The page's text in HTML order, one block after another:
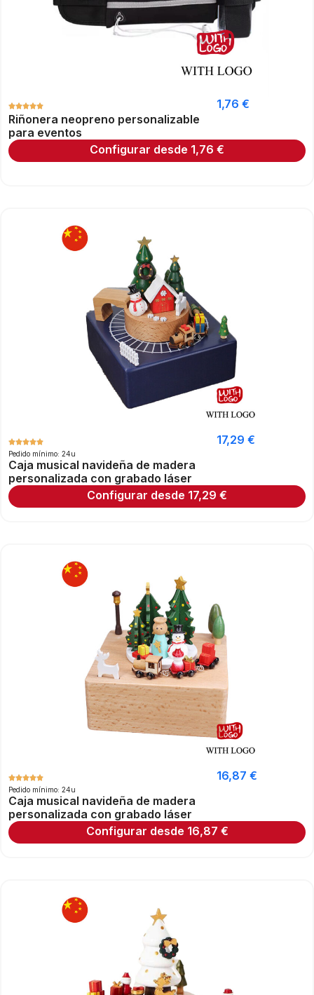
Riñonera neopreno personalizable
para eventos
1,76 €
Configurar desde 1,76 €
Pedido mínimo: 24u
Caja musical navideña de madera
personalizada con grabado láser
17,29 €
Configurar desde 17,29 €
Pedido mínimo: 24u
Caja musical navideña de madera
personalizada con grabado láser
16,87 €
Configurar desde 16,87 €